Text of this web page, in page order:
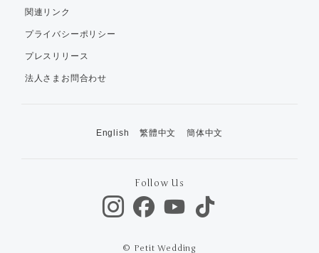
関連リンク
プライバシーポリシー
プレスリリース
法人さまお問合わせ
English 繁體中文 簡体中文
Follow Us
© Petit Wedding